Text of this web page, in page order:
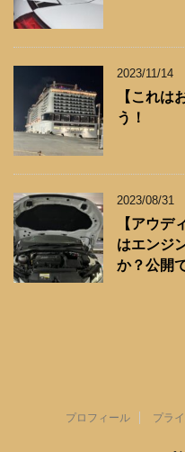
2023/11/14
【これは
う！
2023/08/31
【アウデ
はエンジ
か？公開
プロフィール プラ